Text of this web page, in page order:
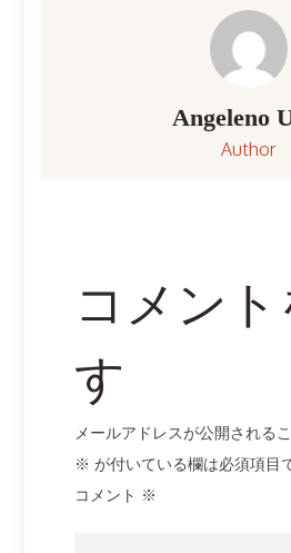
Angeleno
Author
コメン
す
メールアドレスが公開される
※ が付いている欄は必須項目
コメント ※